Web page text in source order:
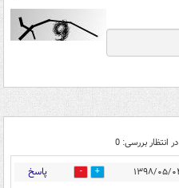
در انتظار بررسی: 0
0 پاسخ